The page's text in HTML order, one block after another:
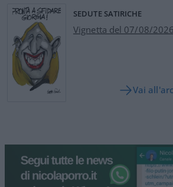
SEDUTE SATIRICHE
Vignetta del 07/08/2026
Vai